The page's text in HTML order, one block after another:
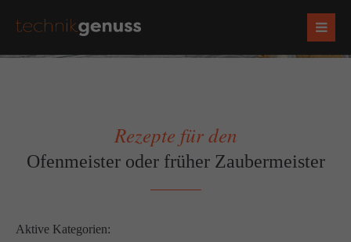
Rezepte für den
Ofenmeister oder früher Zaubermeister
Aktive Kategorien: